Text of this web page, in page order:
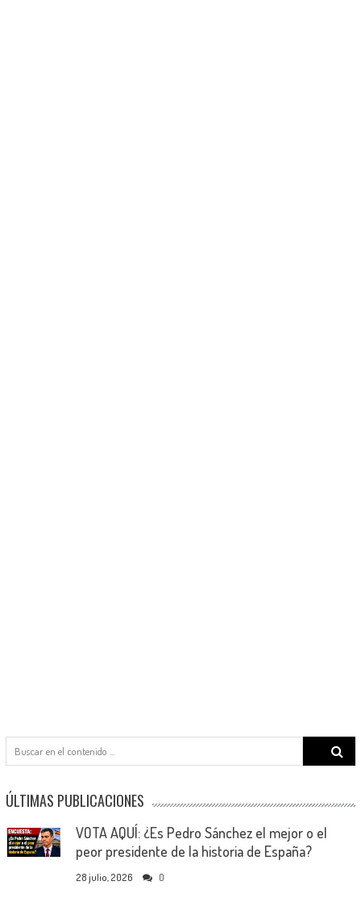
Search
for:
ÚLTIMAS PUBLICACIONES
VOTA AQUÍ: ¿Es Pedro Sánchez el mejor o el
peor presidente de la historia de España?
28 julio, 2026 0